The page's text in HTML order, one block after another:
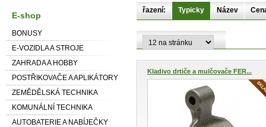
E-shop
BONUSY
E-VOZIDLA A STROJE
ZAHRADA A HOBBY
POSTŘIKOVAČE A APLIKÁTORY
ZEMĚDĚLSKÁ TECHNIKA
KOMUNÁLNÍ TECHNIKA
AUTOBATERIE A NABÍJEČKY
řazení: Typicky Název
Kladivo drtiče a mulčovače FER...